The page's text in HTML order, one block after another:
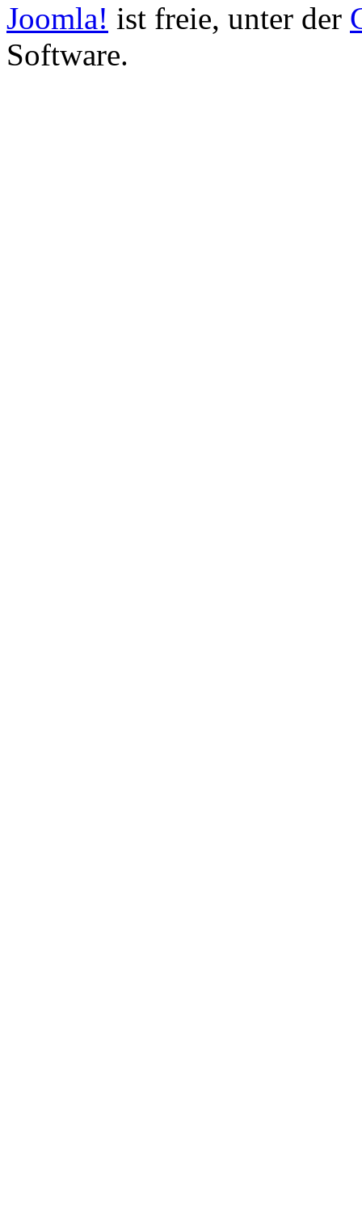
Joomla! ist freie, unter der
Software.